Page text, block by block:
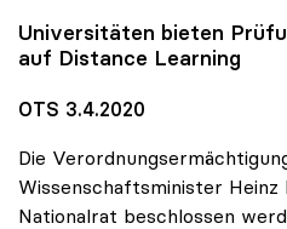
Universitäten bieten
auf Distance Learning
OTS 3.4.2020
Die
Wissenschaftsminister Heinz
Nationalrat beschlossen